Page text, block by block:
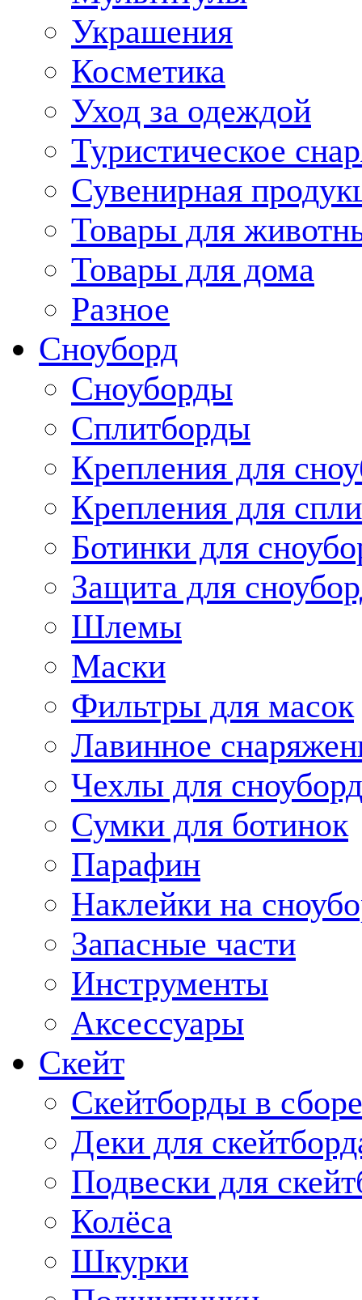
Украшения
Косметика
Уход за одеждой
Туристическое
Сувенирная
Товары для
Товары для дома
Разное
Сноуборд
Сноуборды
Сплитборды
Крепления для
Крепления для
Ботинки для
Защита для
Шлемы
Маски
Фильтры для масок
Лавинное
Чехлы для
Сумки для ботинок
Парафин
Наклейки на
Запасные части
Инструменты
Аксессуары
Скейт
Скейтборды в сборе
Деки для
Подвески для
Колёса
Шкурки